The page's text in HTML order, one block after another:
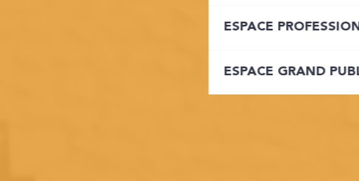
ESPACE
ESPACE GRAND